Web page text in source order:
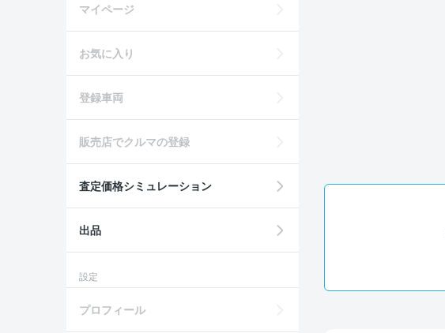
マイページ
お気に入り
登録車両
販売店でクルマの登録
査定価格シミュレーション
出品
設定
プロフィール